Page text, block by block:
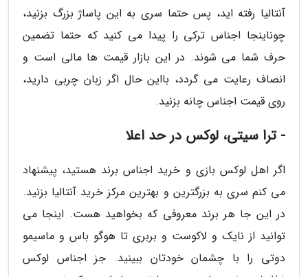
آنتالیا رفته اید، پس حتما سری به این پاساژ بزرگ بزنید،
چوناینجا اجناس ترکی را پیدا می کنید که حتما تضمین
حرف شما می شوند. در این بازار قیمت ها مالی است و
انصاف رعایت می گردد، بااین حال اگر زبان چربی دارید،
روی قیمت اجناس چانه بزنید.
- ترا سیتی، لوکس در حد اعلا
اگر اهل لوکس بازی و خرید اجناس برند هستید، پیشنهاد
می کنم سری به بزرگترین و بهترین مرکز خرید آنتالیا بزنید.
در این جا هر برند معروفی که بخواهید هست. اینجا می
توانید از نایک و لاکوست و بربری تا هوگو باس و ماسیمو
دوتی را با چشمان خودتان ببینید. جز اجناس لوکس